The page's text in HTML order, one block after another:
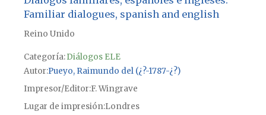
Familiar dialogues, spanish and english
Reino Unido
Categoría:Diálogos ELE
Autor Pueyo, Raimundo del (¿?-1787-¿?)
Impresor/Editor F. Wingrave
Lugar de impresiónLondres